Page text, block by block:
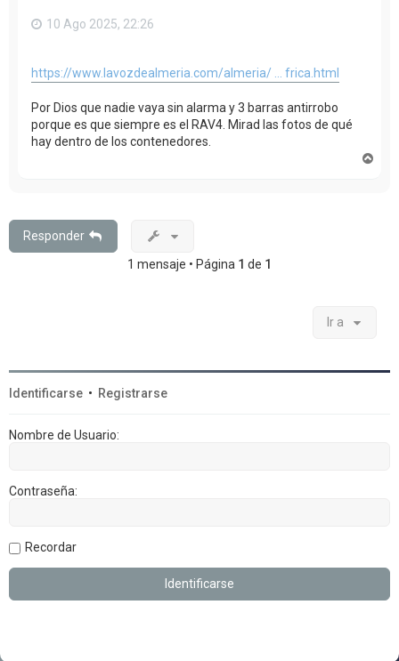
10 Ago 2025, 22:26
https://www.lavozdealmeria.com/almeria/ ... frica.html
Por Dios que nadie vaya sin alarma y 3 barras antirrobo
porque es que siempre es el RAV4. Mirad las fotos de qué
hay dentro de los contenedores.
Responder
1 mensaje • Página 1 de 1
Ir a
Identificarse • Registrarse
Nombre de Usuario:
Contraseña:
Recordar